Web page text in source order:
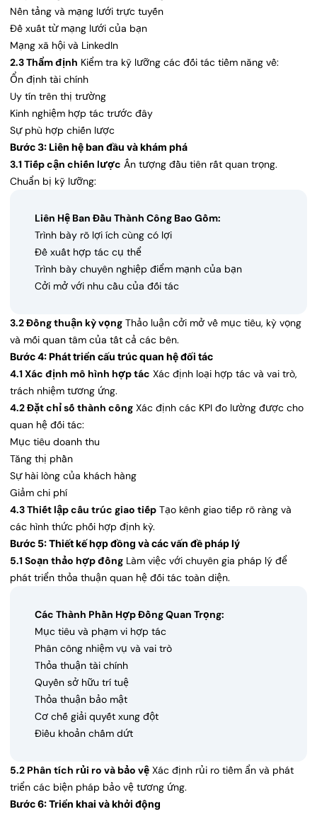
Nền tảng và mạng lưới trực tuyến
Đề xuất từ mạng lưới của bạn
Mạng xã hội và LinkedIn
2.3 Thẩm định Kiểm tra kỹ lưỡng các đối tác tiềm năng về:
Ổn định tài chính
Uy tín trên thị trường
Kinh nghiệm hợp tác trước đây
Sự phù hợp chiến lược
Bước 3: Liên hệ ban đầu và khám phá
3.1 Tiếp cận chiến lược Ấn tượng đầu tiên rất quan trọng.
Chuẩn bị kỹ lưỡng:
Liên Hệ Ban Đầu Thành Công Bao Gồm:
Trình bày rõ lợi ích cùng có lợi
Đề xuất hợp tác cụ thể
Trình bày chuyên nghiệp điểm mạnh của bạn
Cởi mở với nhu cầu của đối tác
3.2 Đồng thuận kỳ vọng Thảo luận cởi mở về mục tiêu, kỳ vọng
và mối quan tâm của tất cả các bên.
Bước 4: Phát triển cấu trúc quan hệ đối tác
4.1 Xác định mô hình hợp tác Xác định loại hợp tác và vai trò,
trách nhiệm tương ứng.
4.2 Đặt chỉ số thành công Xác định các KPI đo lường được cho
quan hệ đối tác:
Mục tiêu doanh thu
Tăng thị phần
Sự hài lòng của khách hàng
Giảm chi phí
4.3 Thiết lập cấu trúc giao tiếp Tạo kênh giao tiếp rõ ràng và
các hình thức phối hợp định kỳ.
Bước 5: Thiết kế hợp đồng và các vấn đề pháp lý
5.1 Soạn thảo hợp đồng Làm việc với chuyên gia pháp lý để
phát triển thỏa thuận quan hệ đối tác toàn diện.
Các Thành Phần Hợp Đồng Quan Trọng:
Mục tiêu và phạm vi hợp tác
Phân công nhiệm vụ và vai trò
Thỏa thuận tài chính
Quyền sở hữu trí tuệ
Thỏa thuận bảo mật
Cơ chế giải quyết xung đột
Điều khoản chấm dứt
5.2 Phân tích rủi ro và bảo vệ Xác định rủi ro tiềm ẩn và phát
triển các biện pháp bảo vệ tương ứng.
Bước 6: Triển khai và khởi động